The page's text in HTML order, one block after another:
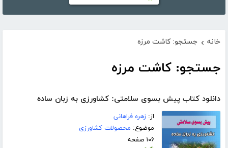
خانه › جستجو: کاشت مرزه
جستجو: کاشت مرزه
دانلود کتاب پیش بسوی سلامتی: کشاورزی به زبان ساده
از:زهره فراهانی
موضوع: محصولات کشاورزی
۱۰۶ صفحه